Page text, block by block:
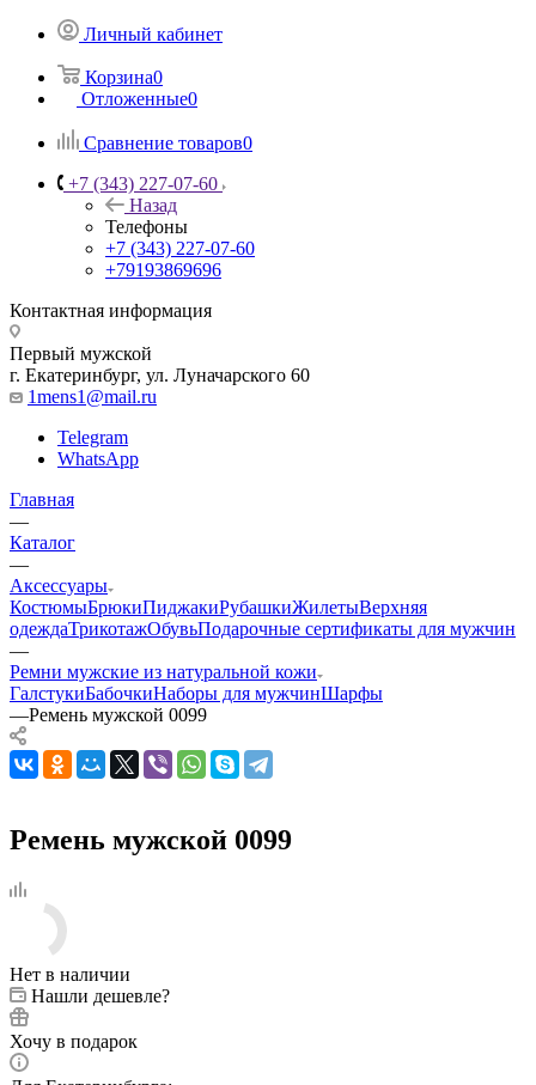
Личный кабинет
Корзина0
Отложенные0
Сравнение товаров0
+7 (343) 227-07-60
Назад
Телефоны
+7 (343) 227-07-60
+79193869696
Контактная информация
Первый мужской
г. Екатеринбург, ул. Луначарского 60
1mens1@mail.ru
Telegram
WhatsApp
Главная
—
Каталог
—
Аксессуары
КостюмыБрюкиПиджакиРубашкиЖилетыВерхняя
одеждаТрикотажОбувьПодарочные сертификаты для мужчин
—
Ремни мужские из натуральной кожи
ГалстукиБабочкиНаборы для мужчинШарфы
—Ремень мужской 0099
Ремень мужской 0099
Нет в наличии
Нашли дешевле?
Хочу в подарок